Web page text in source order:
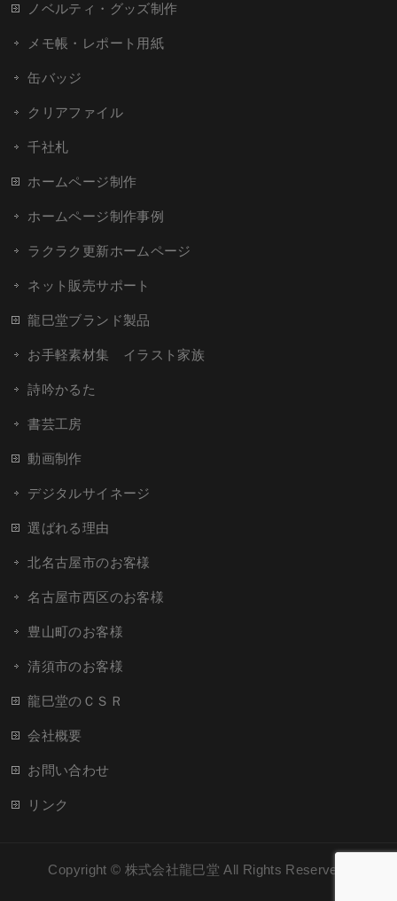
ノベルティ・グッズ制作
メモ帳・レポート用紙
缶バッジ
クリアファイル
千社札
ホームページ制作
ホームページ制作事例
ラクラク更新ホームページ
ネット販売サポート
龍巳堂ブランド製品
お手軽素材集 イラスト家族
詩吟かるた
書芸工房
動画制作
デジタルサイネージ
選ばれる理由
北名古屋市のお客様
名古屋市西区のお客様
豊山町のお客様
清須市のお客様
龍巳堂のＣＳＲ
会社概要
お問い合わせ
リンク
Copyright © 株式会社龍巳堂All Rights Reserved.